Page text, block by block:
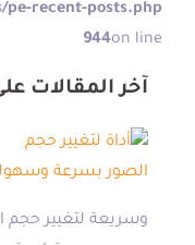
pe-recent-posts.php
on line
944
آخر المقالات
وسريعة لتغيير حجم